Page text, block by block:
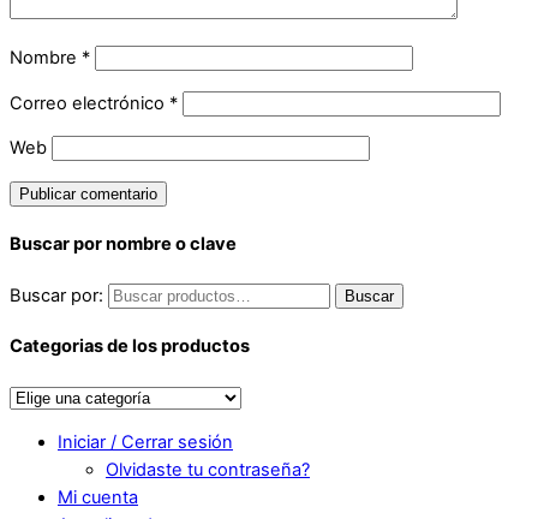
Nombre *
Correo electrónico *
Web
Buscar por nombre o clave
Buscar por: Buscar
Categorias de los productos
Iniciar / Cerrar sesión
Olvidaste tu contraseña?
Mi cuenta